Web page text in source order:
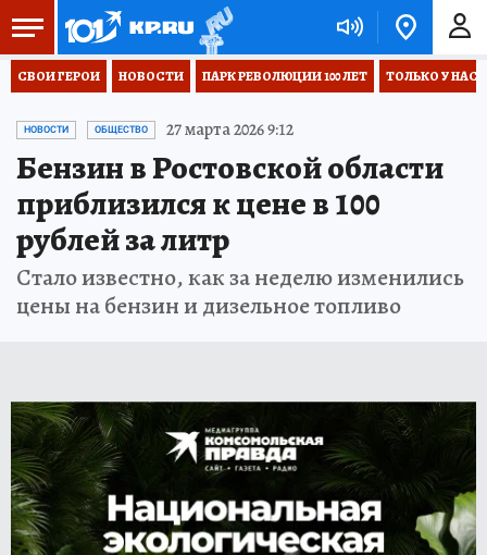
СВОИ ГЕРОИ НОВОСТИ ПАРК РЕВОЛЮЦИИ 100 ЛЕТ ТОЛЬКО У НАС
НОВОСТИ ОБЩЕСТВО 27 марта 2026 9:12
Бензин в Ростовской области
приблизился к цене в 100
рублей за литр
Стало известно, как за неделю изменились
цены на бензин и дизельное топливо